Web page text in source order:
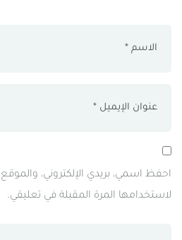
احفظ اسمي، بريدي الإلكتروني،
لاستخدامها المرة المقبلة في تعليقي.